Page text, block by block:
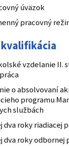
úväzok
pracovný
kvalifikácia
vzdelanie II.
o absolvovaní
programu
službách
dva roky riadiacej
dva roky odbornej